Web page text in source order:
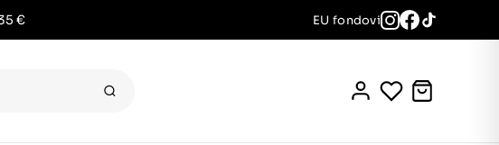
€ EU fondovi